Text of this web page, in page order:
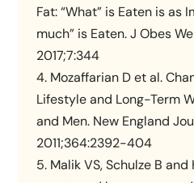
Fat: “What” is Eaten is as
much” is Eaten. J Obes
2017;7:344
4. Mozaffarian D et al.
Lifestyle and Long-Term
and Men. New England
2011;364:2392-404
5. Malik VS, Schulze B